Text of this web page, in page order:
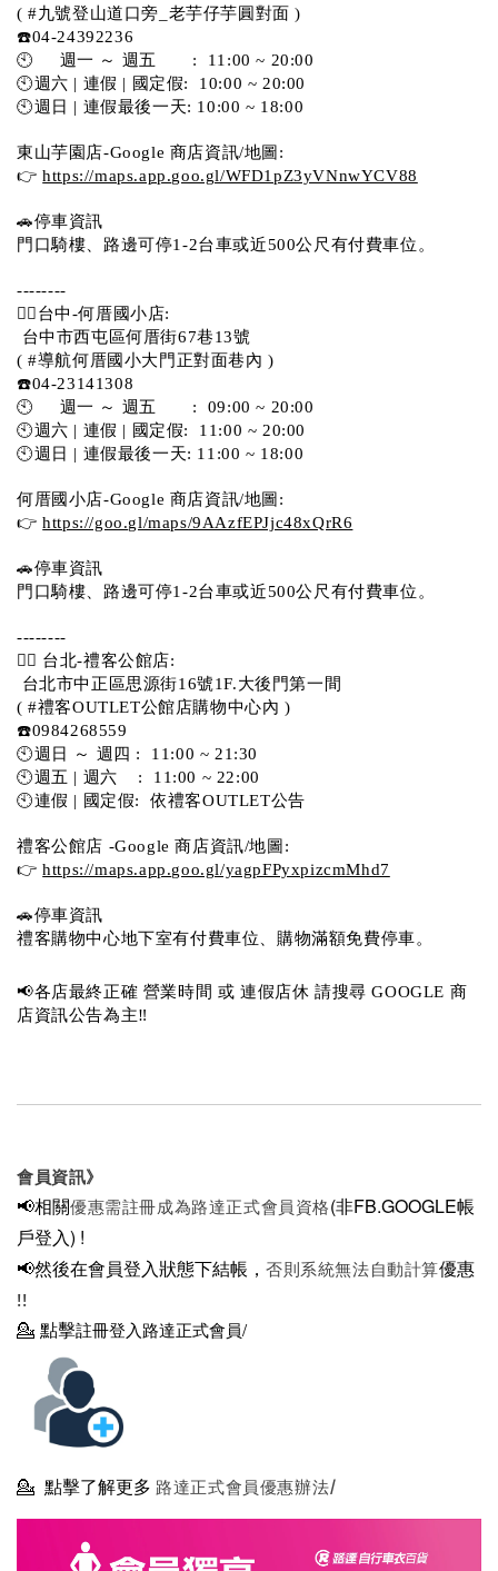
( #九號登山道口旁_老芋仔芋圓對面 )
☎️04-24392236
🕙     週一 ～ 週五       :  11:00 ~ 20:00
🕙週六 | 連假 | 國定假:  10:00 ~ 20:00
🕙週日 | 連假最後一天: 10:00 ~ 18:00
東山芋園店-Google 商店資訊/地圖:
👉 https://maps.app.goo.gl/WFD1pZ3yVNnwYCV88
🚗停車資訊
門口騎樓、路邊可停1-2台車或近500公尺有付費車位。
--------
💁‍♀️台中-何厝國小店:
台中市西屯區何厝街67巷13號
( #導航何厝國小大門正對面巷內 )
☎️04-23141308
🕙     週一 ～ 週五       :  09:00 ~ 20:00
🕙週六 | 連假 | 國定假:  11:00 ~ 20:00
🕙週日 | 連假最後一天: 11:00 ~ 18:00
何厝國小店-Google 商店資訊/地圖:
👉 https://goo.gl/maps/9AAzfEPJjc48xQrR6
🚗停車資訊
門口騎樓、路邊可停1-2台車或近500公尺有付費車位。
--------
💁‍♀️ 台北-禮客公館店:
台北市中正區思源街16號1F.大後門第一間
( #禮客OUTLET公館店購物中心內 )
☎️0984268559
🕙週日 ～ 週四 :  11:00 ~ 21:30
🕙週五 | 週六    :  11:00 ~ 22:00
🕙連假 | 國定假:  依禮客OUTLET公告
禮客公館店 -Google 商店資訊/地圖:
👉 https://maps.app.goo.gl/yagpFPyxpizcmMhd7
🚗停車資訊
禮客購物中心地下室有付費車位、購物滿額免費停車。
📢各店最終正確 營業時間 或 連假店休 請搜尋 GOOGLE 商
店資訊公告為主‼️
會員資訊》
📢相關優惠需註冊成為路達正式會員資格(非FB.GOOGLE帳
戶登入) !
📢然後在會員登入狀態下結帳， 否則系統無法自動計算優惠
!!
💁 點擊註冊登入路達正式會員/
💁 點擊了解更多 路達正式會員優惠辦法/